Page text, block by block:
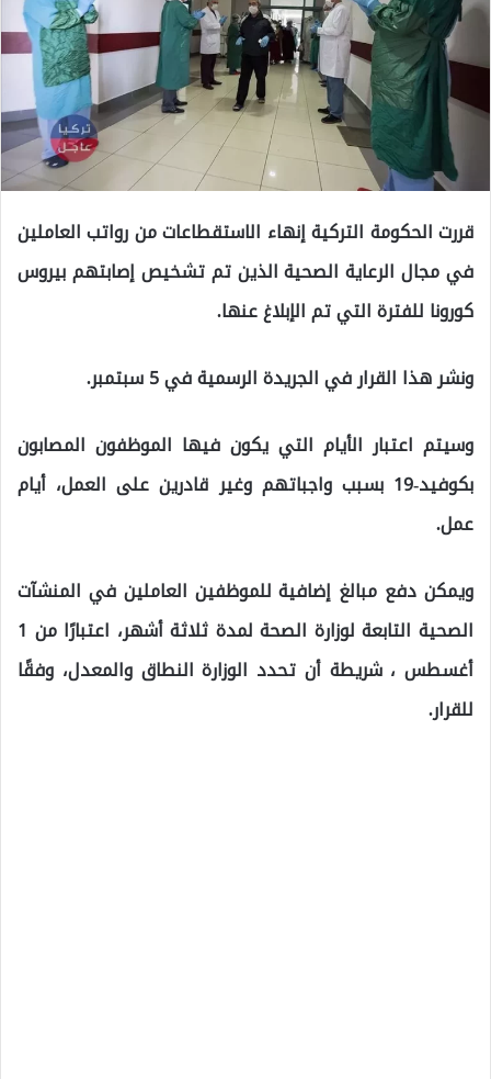
قررت الحكومة التركية إنهاء الاستقطاعات من رواتب العاملين
في مجال الرعاية الصحية الذين تم تشخيص إصابتهم بيروس
كورونا للفترة التي تم الإبلاغ عنها.
ونشر هذا القرار في الجريدة الرسمية في 5 سبتمبر.
وسيتم اعتبار الأيام التي يكون فيها الموظفون المصابون
بكوفيد-19 بسبب واجباتهم وغير قادرين على العمل، أيام
عمل.
ويمكن دفع مبالغ إضافية للموظفين العاملين في المنشآت
الصحية التابعة لوزارة الصحة لمدة ثلاثة أشهر، اعتبارًا من 1
أغسطس ، شريطة أن تحدد الوزارة النطاق والمعدل، وفقًا
للقرار.